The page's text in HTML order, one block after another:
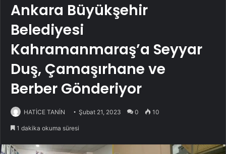
Ankara Büyükşehir
Belediyesi
Kahramanmaraş’a Seyyar
Duş, Çamaşırhane ve
Berber Gönderiyor
HATİCE TANİN Şubat 21, 2023 0 10
1 dakika okuma süresi